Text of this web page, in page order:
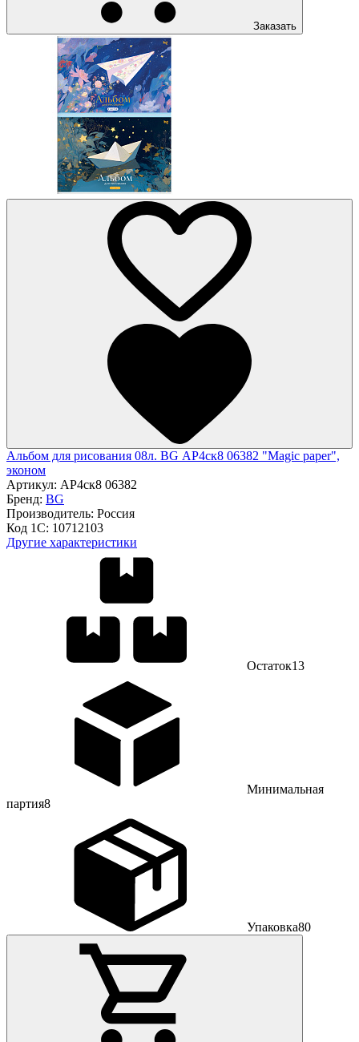
Заказать
Альбом для рисования 08л. BG АР4ск8 06382 "Magic paper",
эконом
Артикул: АР4ск8 06382
Бренд: BG
Производитель: Россия
Код 1С: 10712103
Другие характеристики
Остаток13
Минимальная
партия8
Упаковка80